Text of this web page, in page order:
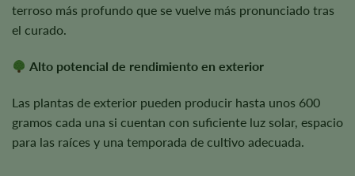
terroso más profundo que se vuelve más pronunciado tras
el curado.
Alto potencial de rendimiento en exterior
Las plantas de exterior pueden producir hasta unos 600
gramos cada una si cuentan con suficiente luz solar, espacio
para las raíces y una temporada de cultivo adecuada.